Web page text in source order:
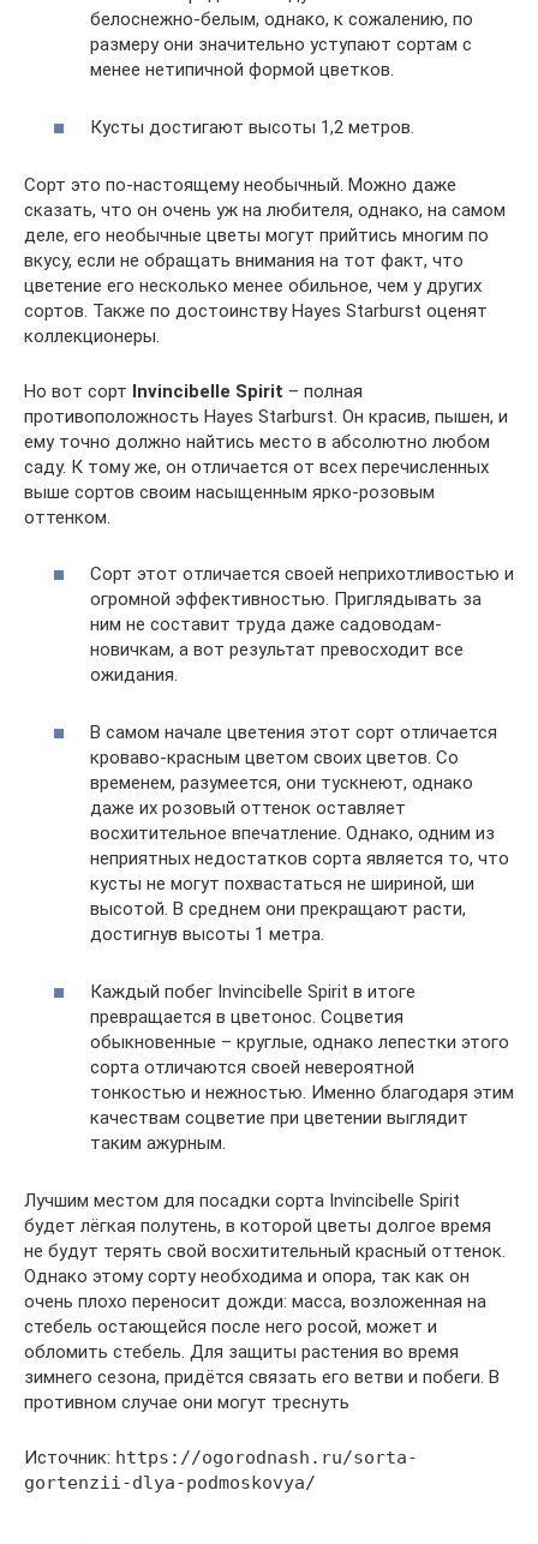
белоснежно-белым, однако, к сожалению, по
размеру они значительно уступают сортам с
менее нетипичной формой цветков.
Кусты достигают высоты 1,2 метров.
Сорт это по-настоящему необычный. Можно даже
сказать, что он очень уж на любителя, однако, на самом
деле, его необычные цветы могут прийтись многим по
вкусу, если не обращать внимания на тот факт, что
цветение его несколько менее обильное, чем у других
сортов. Также по достоинству Hayes Starburst оценят
коллекционеры.
Но вот сорт Invincibelle Spirit – полная
противоположность Hayes Starburst. Он красив, пышен, и
ему точно должно найтись место в абсолютно любом
саду. К тому же, он отличается от всех перечисленных
выше сортов своим насыщенным ярко-розовым
оттенком.
Сорт этот отличается своей неприхотливостью и
огромной эффективностью. Приглядывать за
ним не составит труда даже садоводам-
новичкам, а вот результат превосходит все
ожидания.
В самом начале цветения этот сорт отличается
кроваво-красным цветом своих цветов. Со
временем, разумеется, они тускнеют, однако
даже их розовый оттенок оставляет
восхитительное впечатление. Однако, одним из
неприятных недостатков сорта является то, что
кусты не могут похвастаться не шириной, ши
высотой. В среднем они прекращают расти,
достигнув высоты 1 метра.
Каждый побег Invincibelle Spirit в итоге
превращается в цветонос. Соцветия
обыкновенные – круглые, однако лепестки этого
сорта отличаются своей невероятной
тонкостью и нежностью. Именно благодаря этим
качествам соцветие при цветении выглядит
таким ажурным.
Лучшим местом для посадки сорта Invincibelle Spirit
будет лёгкая полутень, в которой цветы долгое время
не будут терять свой восхитительный красный оттенок.
Однако этому сорту необходима и опора, так как он
очень плохо переносит дожди: масса, возложенная на
стебель остающейся после него росой, может и
обломить стебель. Для защиты растения во время
зимнего сезона, придётся связать его ветви и побеги. В
противном случае они могут треснуть
Источник: https://ogorodnash.ru/sorta-
gortenzii-dlya-podmoskovya/